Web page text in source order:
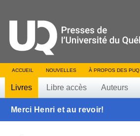
ACCUEIL NOUVELLES À PROPOS DES PUQ
Livres Libre accès Auteurs
Merci Henri et au revoir!